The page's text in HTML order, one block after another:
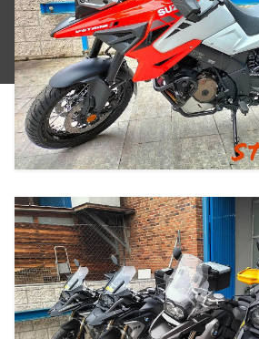
© STILE MOTO tienda de motos en
AVISO LEGAL Y PÓLITICA DE PRIVACIDAD
COOKIES